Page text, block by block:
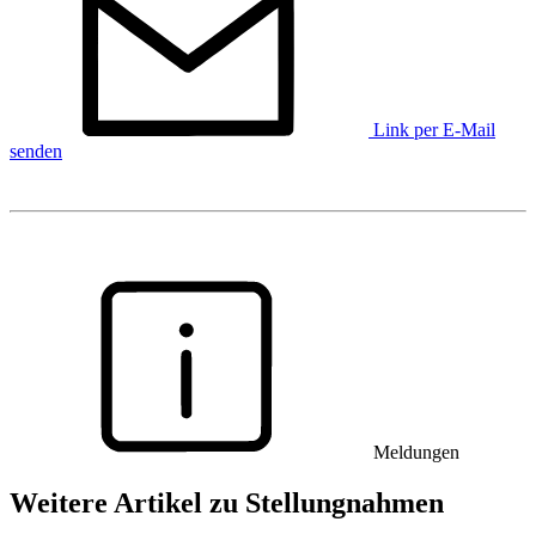
Link per E-Mail
senden
Meldungen
Weitere Artikel zu Stellungnahmen